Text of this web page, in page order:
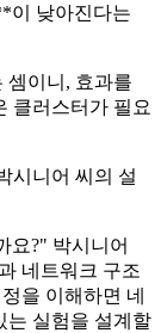
이 낮아진다는
셈이니, 효과를
클러스터가 필요
시니어 씨의 설
요?" 박시니어
네트워크 구조
을 이해하면 네
는 실험을 설계할